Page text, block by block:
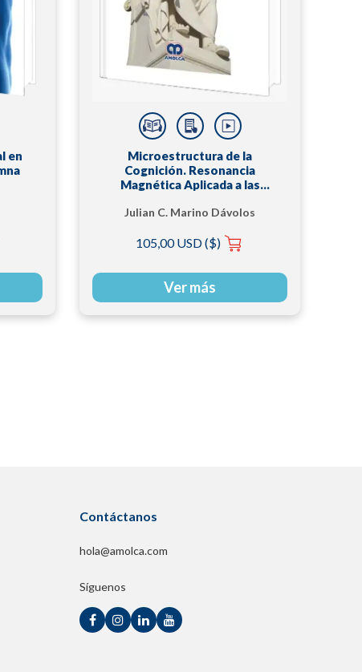
en
Microestructura de la
Cognición. Resonancia
Magnética Aplicada a las
Julian C. Marino Dávolos
105,00 USD ($)
Ver más
Contáctanos
hola@amolca.com
Síguenos